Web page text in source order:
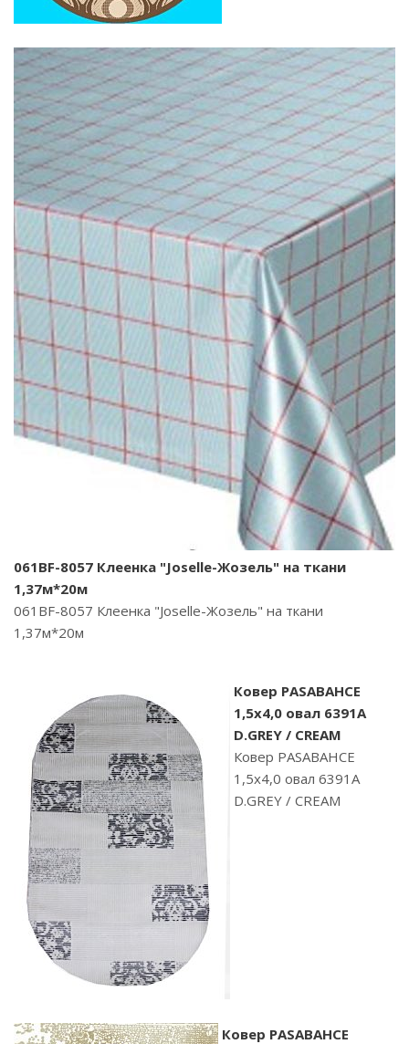
061BF-8057 Клеенка "Joselle-Жозель" на ткани
1,37м*20м
061BF-8057 Клеенка "Joselle-Жозель" на ткани
1,37м*20м
Ковер PASABAHCE
1,5х4,0 овал 6391A
D.GREY / CREAM
Ковер PASABAHCE
1,5х4,0 овал 6391A
D.GREY / CREAM
Ковер PASABAHCE